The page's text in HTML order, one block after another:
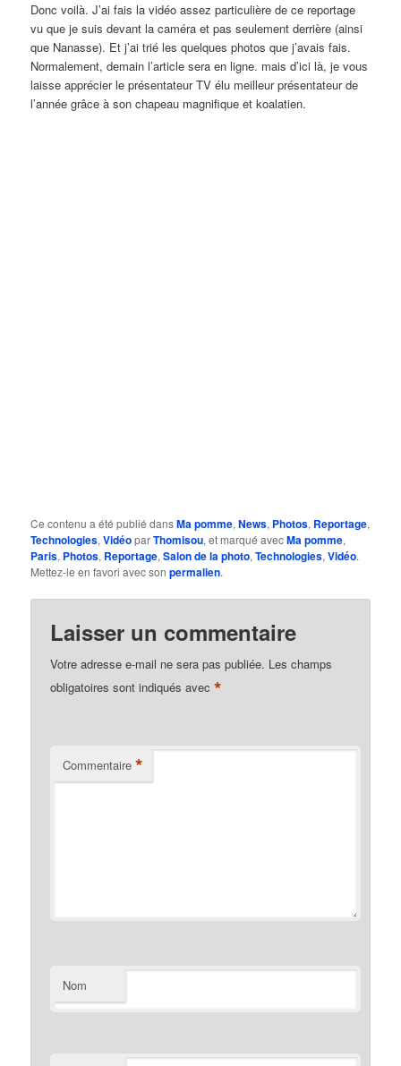
Donc voilà. J’ai fais la vidéo assez particulière de ce reportage
vu que je suis devant la caméra et pas seulement derrière (ainsi
que Nanasse). Et j’ai trié les quelques photos que j’avais fais.
Normalement, demain l’article sera en ligne. mais d’ici là, je vous
laisse apprécier le présentateur TV élu meilleur présentateur de
l’année grâce à son chapeau magnifique et koalatien.
Ce contenu a été publié dansMa pomme,News, Photos, Reportage,
Technologies,VidéoparThomisou, et marqué avecMa pomme,
Paris, Photos, Reportage,Salon de la photo,Technologies,Vidéo.
Mettez-le en favori avec sonpermalien.
Laisser un commentaire
Votre adresse e-mail ne sera pas publiée. Les champs
obligatoires sont indiqués avec*
Commentaire *
Nom